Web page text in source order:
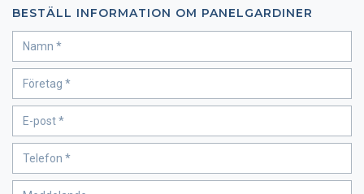
BESTÄLL INFORMATION OM PANELGARDINER